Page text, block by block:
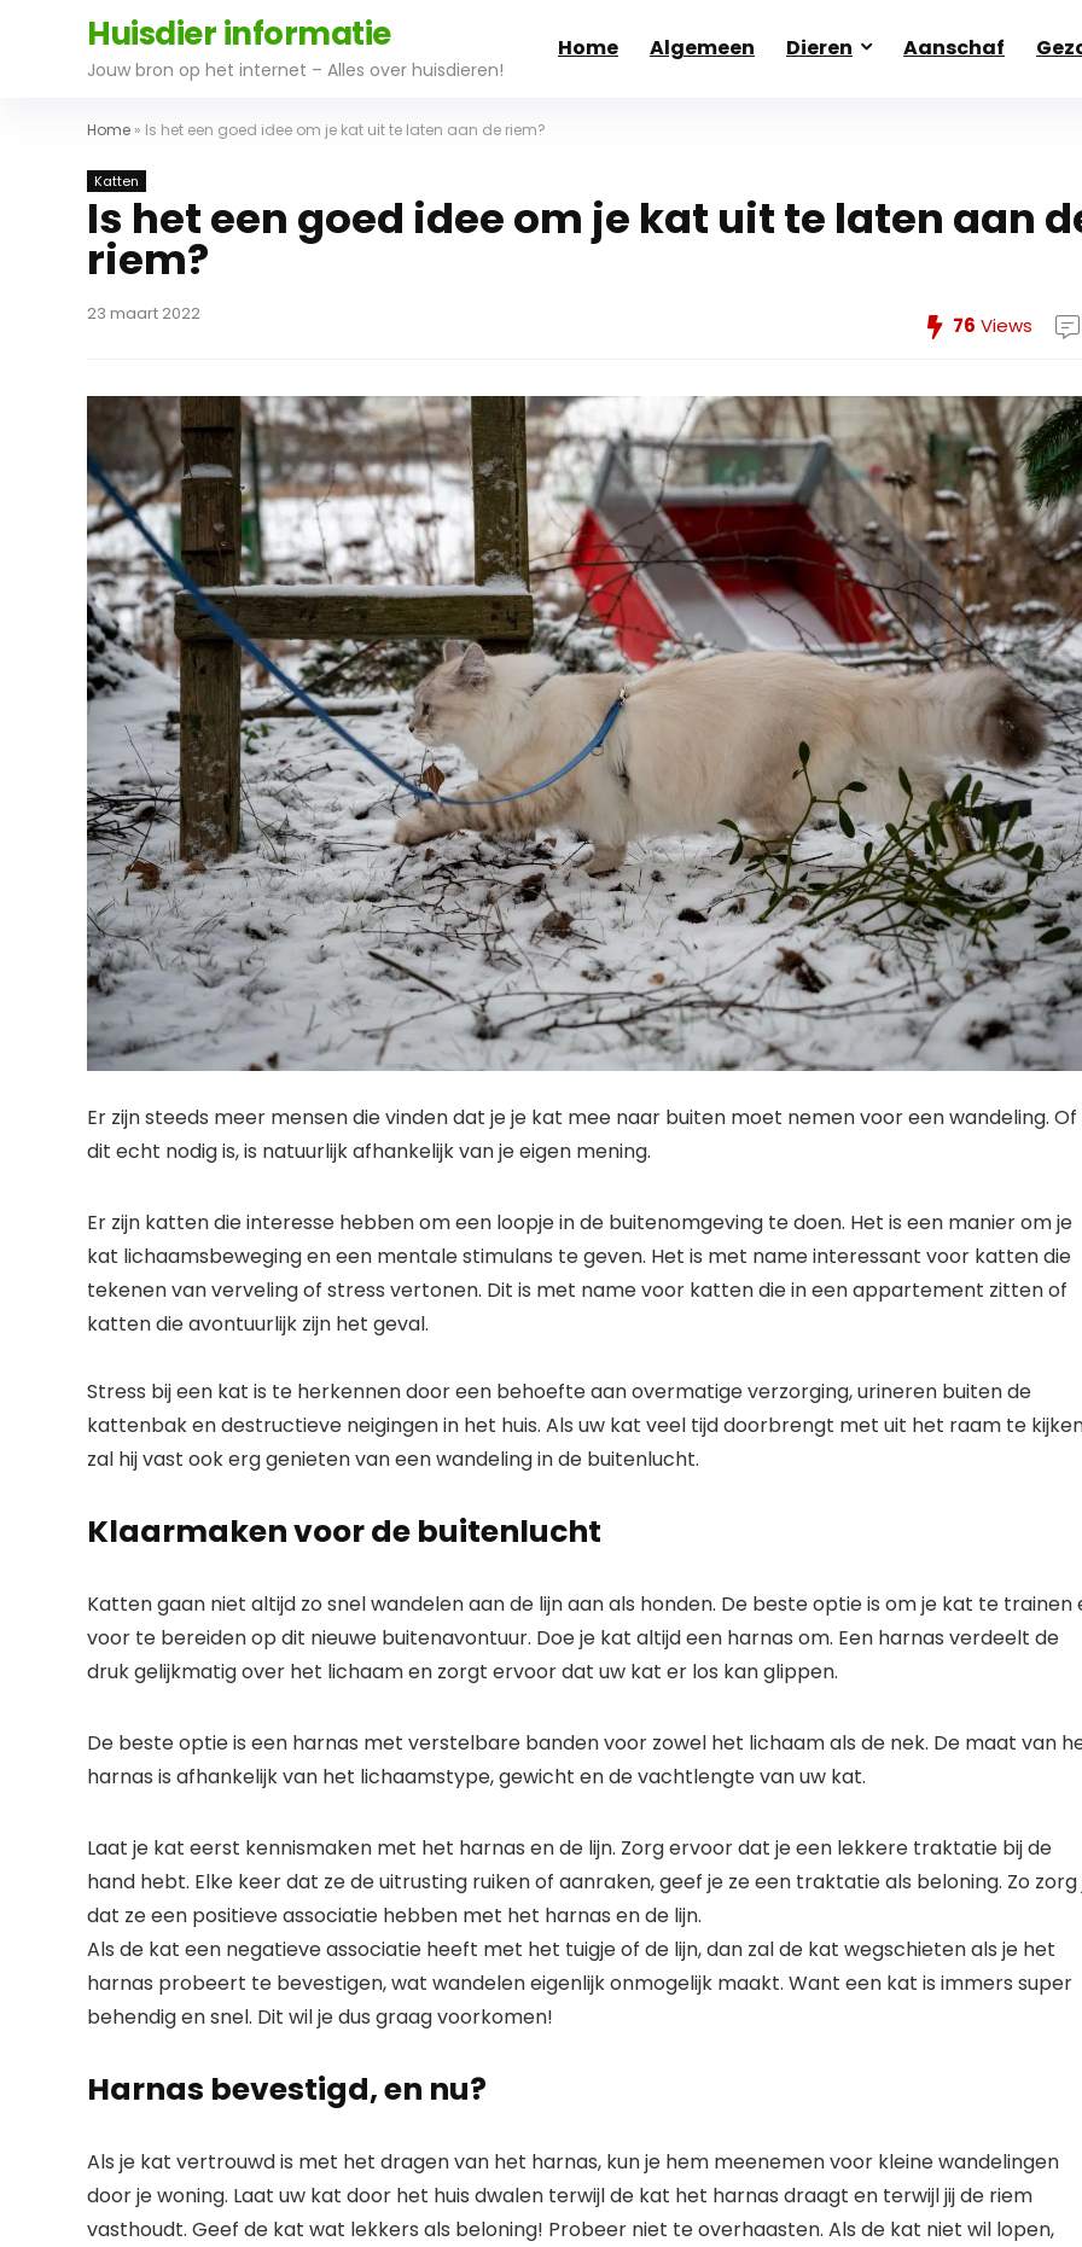
Huisdier informatie
Jouw bron op het internet – Alles over huisdieren!
Home Algemeen Dieren Aanschaf
Home » Is het een goed idee om je kat uit te laten aan de riem?
Katten
Is het een goed idee om je kat uit te laten aan
riem?
23 maart 2022 76 Views
Er zijn steeds meer mensen die vinden dat je je kat mee naar buiten moet nemen voor een wandeling. Of
dit echt nodig is, is natuurlijk afhankelijk van je eigen mening.
Er zijn katten die interesse hebben om een loopje in de buitenomgeving te doen. Het is een manier om je
kat lichaamsbeweging en een mentale stimulans te geven. Het is met name interessant voor katten die
tekenen van verveling of stress vertonen. Dit is met name voor katten die in een appartement zitten of
katten die avontuurlijk zijn het geval.
Stress bij een kat is te herkennen door een behoefte aan overmatige verzorging, urineren buiten de
kattenbak en destructieve neigingen in het huis. Als uw kat veel tijd doorbrengt met uit het raam te
zal hij vast ook erg genieten van een wandeling in de buitenlucht.
Klaarmaken voor de buitenlucht
Katten gaan niet altijd zo snel wandelen aan de lijn aan als honden. De beste optie is om je kat te trainen
voor te bereiden op dit nieuwe buitenavontuur. Doe je kat altijd een harnas om. Een harnas verdeelt de
druk gelijkmatig over het lichaam en zorgt ervoor dat uw kat er los kan glippen.
De beste optie is een harnas met verstelbare banden voor zowel het lichaam als de nek. De maat van
harnas is afhankelijk van het lichaamstype, gewicht en de vachtlengte van uw kat.
Laat je kat eerst kennismaken met het harnas en de lijn. Zorg ervoor dat je een lekkere traktatie bij de
hand hebt. Elke keer dat ze de uitrusting ruiken of aanraken, geef je ze een traktatie als beloning. Zo zorg
dat ze een positieve associatie hebben met het harnas en de lijn.
Als de kat een negatieve associatie heeft met het tuigje of de lijn, dan zal de kat wegschieten als je het
harnas probeert te bevestigen, wat wandelen eigenlijk onmogelijk maakt. Want een kat is immers super
behendig en snel. Dit wil je dus graag voorkomen!
Harnas bevestigd, en nu?
Als je kat vertrouwd is met het dragen van het harnas, kun je hem meenemen voor kleine wandelingen
door je woning. Laat uw kat door het huis dwalen terwijl de kat het harnas draagt ​​en terwijl jij de riem
vasthoudt. Geef de kat wat lekkers als beloning! Probeer niet te overhaasten. Als de kat niet wil lopen,